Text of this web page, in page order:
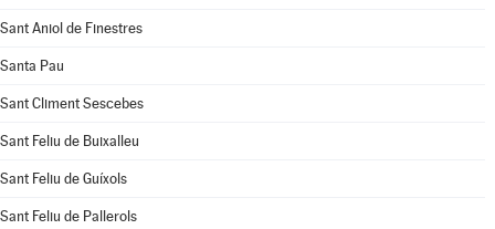
Sant Aniol de Finestres
Santa Pau
Sant Climent Sescebes
Sant Feliu de Buixalleu
Sant Feliu de Guíxols
Sant Feliu de Pallerols